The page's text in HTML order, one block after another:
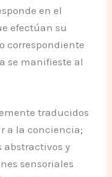
en el
efectúan su
correspondiente
se manifieste al
traducidos
a la conciencia;
abstractivos y
sensoriales